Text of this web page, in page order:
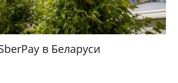
в Беларуси